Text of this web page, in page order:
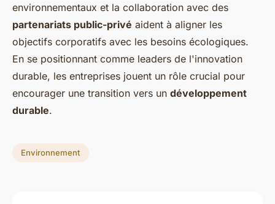
environnementaux et la collaboration avec des
partenariats public-privé aident à aligner les
objectifs corporatifs avec les besoins écologiques.
En se positionnant comme leaders de l'innovation
durable, les entreprises jouent un rôle crucial pour
encourager une transition vers un développement
durable.
Environnement